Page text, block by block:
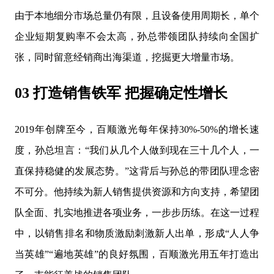
由于本地细分市场总量仍有限，且设备使用周期长，单个
企业短期复购率不会太高，孙总带领团队持续向全国扩
张，同时留意经销商出海渠道，挖掘更大增量市场。
03 打造销售铁军 把握确定性增长
2019年创牌至今，百顺激光每年保持30%-50%的增长速
度，孙总坦言：“我们从几个人做到现在三十几个人，一
直保持稳健的发展态势。”这背后与孙总的带团队理念密
不可分。他持续为新人销售提供资源和方向支持，希望团
队全面、扎实地推进各项业务，一步步历练。在这一过程
中，以销售排名和物质激励刺激新人出单，形成“人人争
当英雄”“遍地英雄”的良好氛围，百顺激光用五年打造出